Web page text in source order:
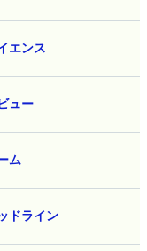
エンス
ュー
ム
ドライン